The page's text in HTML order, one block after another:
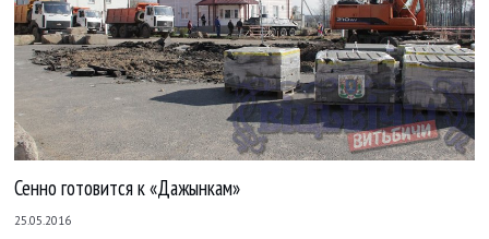
Сенно готовится к «Дажынкам»
25.05.2016